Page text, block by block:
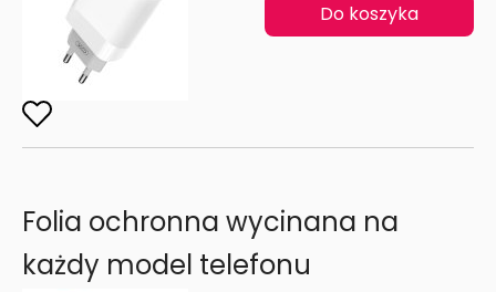
Do koszyka
Folia ochronna wycinana na
każdy model telefonu